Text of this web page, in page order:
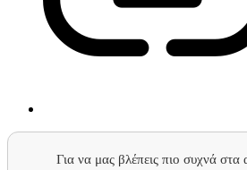
Για να μας βλέπεις πιο συχνά